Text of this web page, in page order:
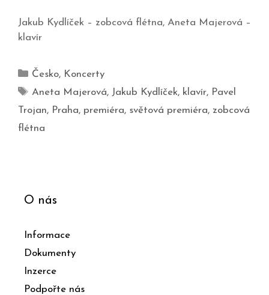
Jakub Kydlíček – zobcová flétna, Aneta Majerová –
klavír
Česko, Koncerty
Aneta Majerová, Jakub Kydlíček, klavír, Pavel
Trojan, Praha, premiéra, světová premiéra, zobcová
flétna
O nás
Informace
Dokumenty
Inzerce
Podpořte nás